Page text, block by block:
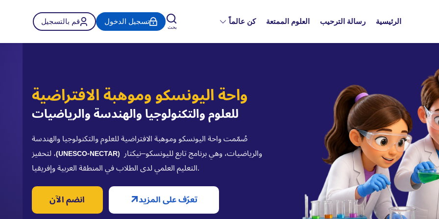
الرئيسية
رسالة الترحيب العلوم الممتعة كن عالماً
بحث
تسجيل الدخول قم بالتسجيل
واحة اليونسكو وموهبة الافتراضية
للعلوم والتكنولوجيا والهندسة والرياضيات
صُمّمت واحة اليونسكو وموهبة الافتراضية للعلوم والتكنولوجيا والهندسة
والرياضيات، وهي برنامج تابع لليونسكو–نيكتار (UNESCO-NECTAR)، لتحفيز
التعليم العلمي لدى الطلاب في المنطقة العربية وإفريقيا.
انضم الآن تعرّف على المزيد